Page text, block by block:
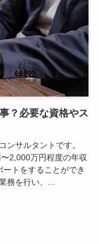
？必要な資格やス
ンサルタントです。
2,000万円程度の年収
トをすることができ
務を行い、...